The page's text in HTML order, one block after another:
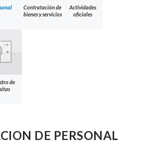
Contratación de
bienes y servicios
Actividades
oficiales
de
DE PERSONAL